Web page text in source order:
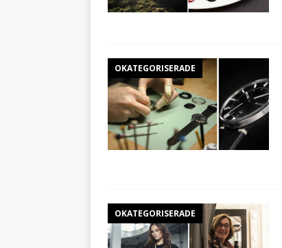
OKATEGORISERADE
OKATEGORISERADE